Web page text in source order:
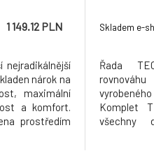
1 149.12 PLN
nejradikálnější
nárok na
maximální
a komfort.
prostředím
Skladem e-
Řada
Komplet
všechny